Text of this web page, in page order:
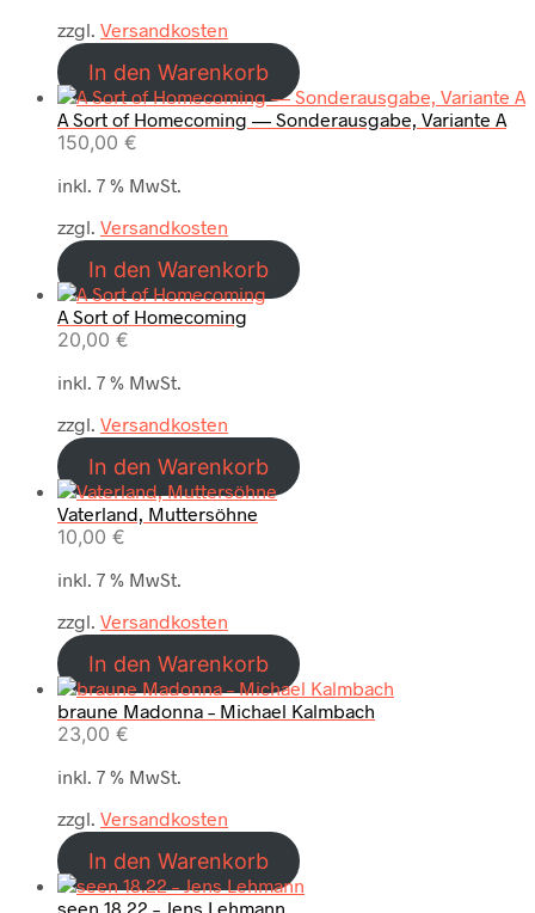
zzgl. Versandkosten
In den Warenkorb
A Sort of Homecoming — Sonderausgabe, Variante A
150,00 €
inkl. 7 % MwSt.
zzgl. Versandkosten
In den Warenkorb
A Sort of Homecoming
20,00 €
inkl. 7 % MwSt.
zzgl. Versandkosten
In den Warenkorb
Vaterland, Muttersöhne
10,00 €
inkl. 7 % MwSt.
zzgl. Versandkosten
In den Warenkorb
braune Madonna – Michael Kalmbach
23,00 €
inkl. 7 % MwSt.
zzgl. Versandkosten
In den Warenkorb
seen 18.22 – Jens Lehmann